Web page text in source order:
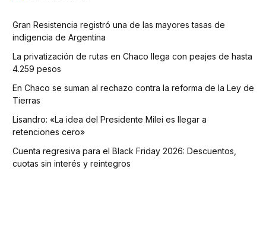
Gran Resistencia registró una de las mayores tasas de
indigencia de Argentina
La privatización de rutas en Chaco llega con peajes de hasta
4.259 pesos
En Chaco se suman al rechazo contra la reforma de la Ley de
Tierras
Lisandro: «La idea del Presidente Milei es llegar a
retenciones cero»
Cuenta regresiva para el Black Friday 2026: Descuentos,
cuotas sin interés y reintegros